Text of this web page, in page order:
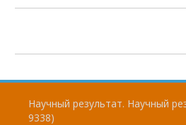
Научный результат. Научный
9338)